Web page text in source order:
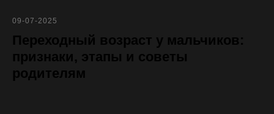
09-07-2025
Переходный возраст у мальчиков:
признаки, этапы и советы
родителям